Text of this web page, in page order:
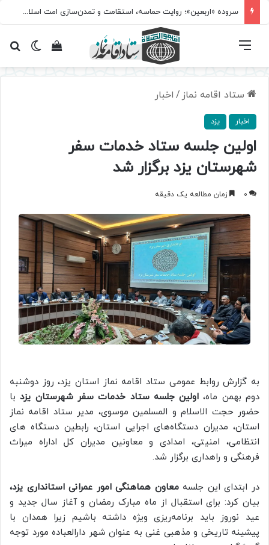
سروده‌ «اربعین»؛ روایت حماسه، استقامت و تمدن‌سازی امت اسلامی
تغییرمشاهده فهرست
ستاد اقامه نماز / اخبار
اخبار یزد
اولین جلسه‌ ستاد خدمات سفر
شهرستان یزد برگزار شد
0 زمان مطالعه یک دقیقه
به گزارش روابط عمومی ستاد اقامه نماز استان یزد، روز دوشنبه
دوم بهمن ماه،اولین جلسه‌ ستاد خدمات سفر شهرستان یزدبا
حضور حجت الاسلام و المسلمین موسوی، مدیر ستاد اقامه نماز
استان، مدیران دستگاه‌های اجرایی استان، رابطین دستگاه های
انتظامی، امنیتی، امدادی و معاونین مدیران کل اداراه میراث
فرهنگی و راهداری برگزار شد.
در ابتدای این جلسه معاون هماهنگی امور عمرانی استانداری یزد،
بیان کرد: برای استقبال از ماه مبارک رمضان و آغاز سال جدید و
عید نوروز باید برنامه‌ریزی ویژه داشته باشیم زیرا همدان با
پیشینه تاریخی و مذهبی غنی به عنوان شهر دارالعباده مورد توجه